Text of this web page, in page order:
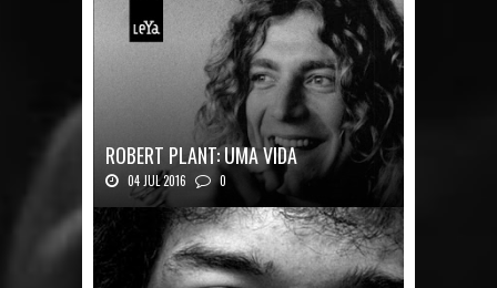
ROBERT PLANT: UMA VIDA
04 JUL 2016 0
Robert Plant, o vocalista do Led Zeppeli...